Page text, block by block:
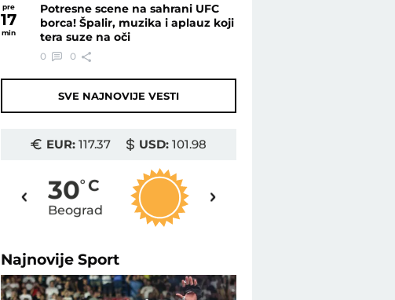
pre
17
min
Potresne scene na sahrani UFC
borca! Špalir, muzika i aplauz koji
tera suze na oči
0 0
SVE NAJNOVIJE VESTI
EUR:117.37 USD: 101.98
30o C
Beograd
NajnovijeSport